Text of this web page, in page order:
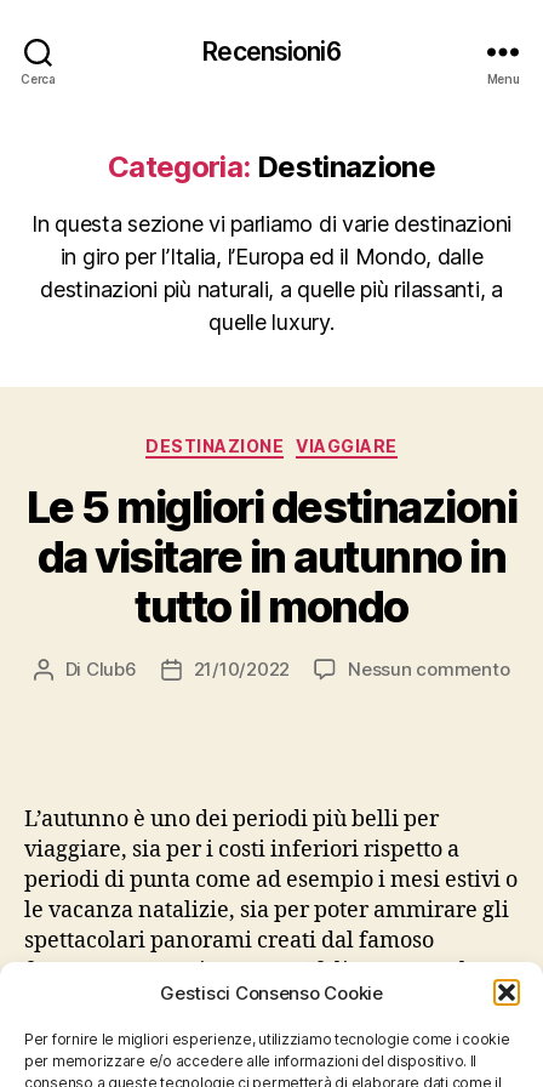
Gestisci Consenso Cookie
Per fornire le migliori esperienze, utilizziamo tecnologie come i cookie
per memorizzare e/o accedere alle informazioni del dispositivo. Il
consenso a queste tecnologie ci permetterà di elaborare dati come il
Cerca
Recensioni6
Menu
Categoria: Destinazione
In questa sezione vi parliamo di varie destinazioni
in giro per l’Italia, l’Europa ed il Mondo, dalle
destinazioni più naturali, a quelle più rilassanti, a
quelle luxury.
Categorie
DESTINAZIONE VIAGGIARE
Le 5 migliori destinazioni
da visitare in autunno in
tutto il mondo
Autore
Di Club6
Data21/10/2022 Nessun commentosu
il
L’autunno è uno dei periodi più belli per
viaggiare, sia per i costi inferiori rispetto a
periodi di punta come ad esempio i mesi estivi o
le vacanza natalizie, sia per poter ammirare gli
spettacolari panorami creati dal famoso
fenometo conosciuto come “foliage”! Ecco le
migliori 5 destinazioni da visitare in autunno in
tutto il […]